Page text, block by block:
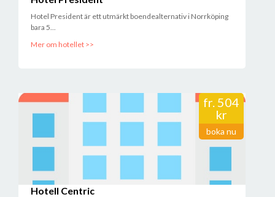
Hotel President är ett utmärkt boendealternativ i Norrköping
bara 5...
Mer om hotellet >>
fr.504
kr
boka nu
Hotell Centric